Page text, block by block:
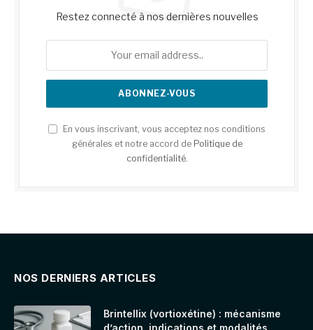
Restez connecté à nos dernières nouvelles
En vous inscrivant, vous acceptez nos conditions
générales et notre accord de Politique de
confidentialité.
NOS DERNIERS ARTICLES
Brintellix (vortioxétine) : mécanisme
d’action, indications et modalités